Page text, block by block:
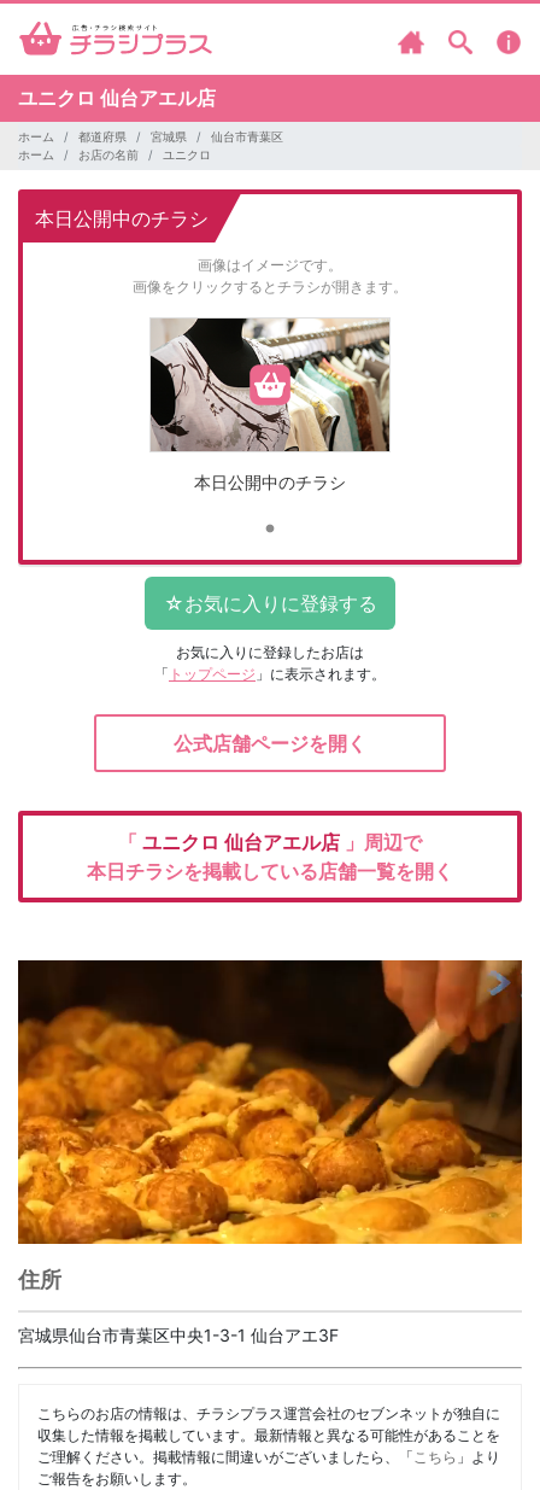
ユニクロ 仙台アエル店
ホーム 都道府県 宮城県
仙台市青葉区
ホーム
お店の名前 ユニクロ
本日公開中のチラシ
画像はイメージです。
画像をクリックするとチラシが開きます。
本日公開中のチラシ
お気に入りに登録したお店は
「 トップページ 」に表示されます。
公式店舗ページを開く
「 ユニクロ 仙台アエル店 」周辺で
本日チラシを掲載している店舗一覧を開く
住所
宮城県仙台市青葉区中央1-3-1 仙台アエ3F
こちらのお店の情報は、チラシプラス運営会社のセブンネットが独自に
収集した情報を掲載しています。最新情報と異なる可能性があることを
ご理解ください。掲載情報に間違いがございましたら、「 こちら 」より
ご報告をお願いします。